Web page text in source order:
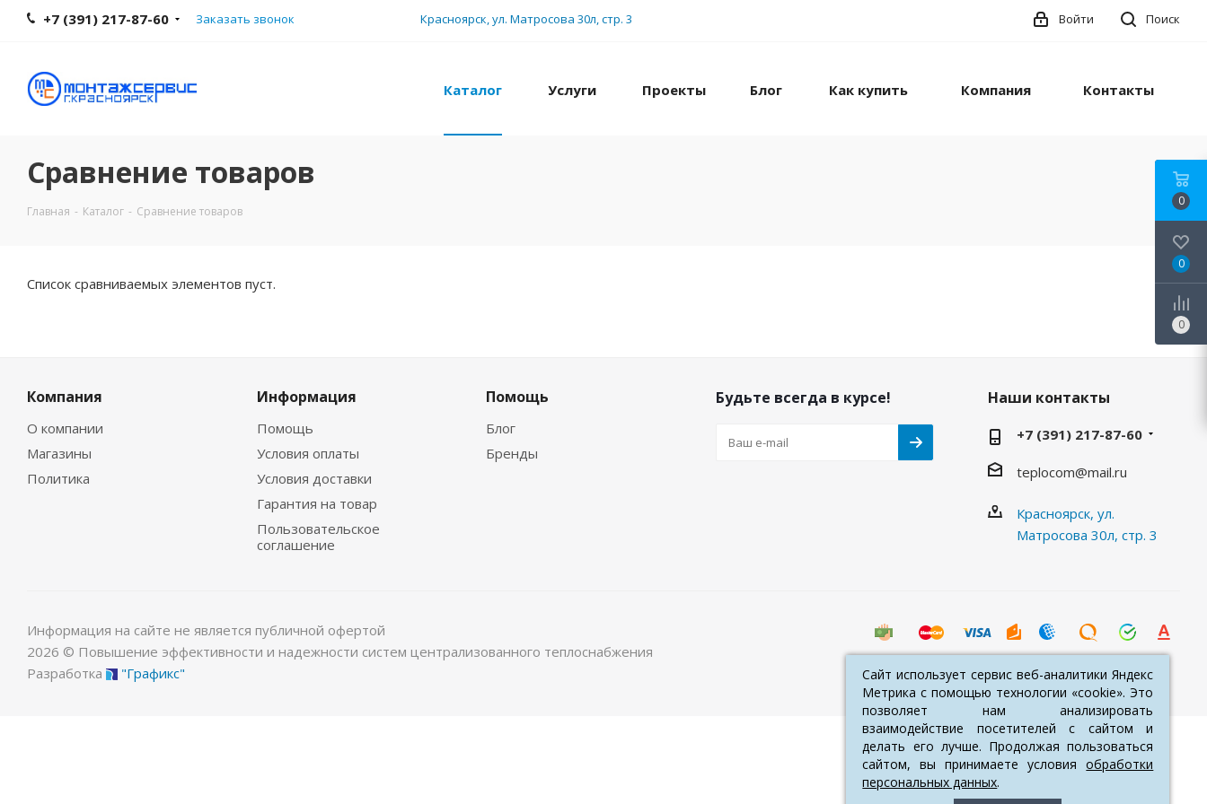
+7 (391) 217-87-60 Заказать звонок Красноярск, ул. Матросова 30л, стр. 3 Поиск
Войти
Каталог Услуги Проекты Блог Как купить Компания Контакты
Сравнение товаров
Главная - Каталог - Сравнение товаров
Список сравниваемых элементов пуст.
Компания
О компании
Магазины
Политика
Информация
Помощь
Условия оплаты
Условия доставки
Гарантия на товар
Пользовательское
соглашение
Помощь
Блог
Бренды
Будьте всегда в курсе! Наши контакты
+7 (391) 217-87-60
teplocom@mail.ru
Красноярск, ул.
Матросова 30л, стр. 3
Информация на сайте не является публичной офертой
2026 © Повышение эффективности и надежности систем централизованного теплоснабжения
Разработка
"Графикс"
0
0
0
Сайт использует сервис веб-аналитики Яндекс
Метрика с помощью технологии «cookie». Это
позволяет нам анализировать
взаимодействие посетителей с сайтом и
делать его лучше. Продолжая пользоваться
сайтом, вы принимаете условияобработки
персональных данных.
Сайт использует сервис веб-аналитики Яндекс
Метрика с помощью технологии «cookie». Это
позволяет нам анализировать
взаимодействие посетителей с сайтом и
делать его лучше. Продолжая пользоваться
сайтом, вы принимаете условияобработки
персональных данных.